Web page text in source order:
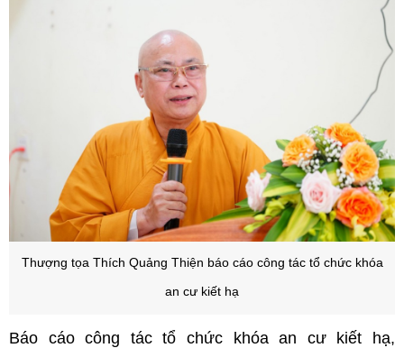
Thượng tọa Thích Quảng Thiện báo cáo công tác tổ chức khóa
an cư kiết hạ
Báo cáo công tác tổ chức khóa an cư kiết hạ,